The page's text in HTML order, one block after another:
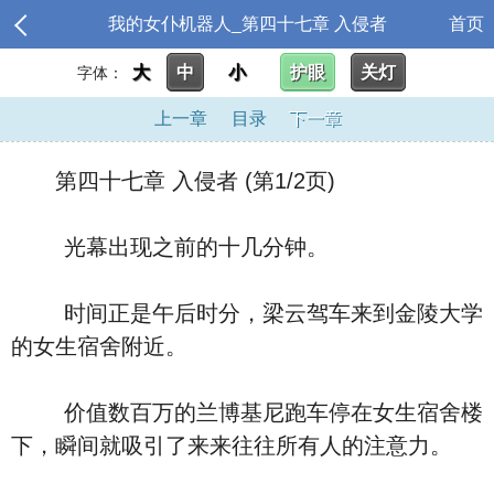
我的女仆机器人_第四十七章 入侵者 首页
字体： 大 中 小 护眼 关灯
上一章 目录 下一章
第四十七章 入侵者 (第1/2页)
光幕出现之前的十几分钟。
时间正是午后时分，梁云驾车来到金陵大学
的女生宿舍附近。
价值数百万的兰博基尼跑车停在女生宿舍楼
下，瞬间就吸引了来来往往所有人的注意力。